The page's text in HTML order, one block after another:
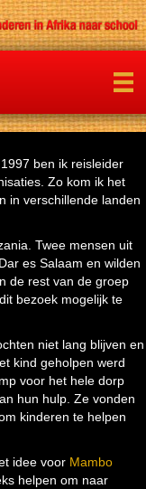
ben ik reisleider
Zo kom ik het
in verschillende landen
Twee mensen uit
es Salaam en wilden
de rest van de groep
bezoek mogelijk te
niet lang blijven en
kind geholpen werd
voor het hele dorp
hun hulp. Ze vonden
kinderen te helpen
idee voor Mambo
helpen om naar